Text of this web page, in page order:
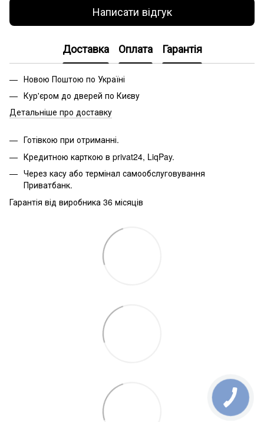
Написати відгук
Доставка Оплата Гарантія
Новою Поштою по Україні
Кур'єром до дверей по Києву
Детальніше про доставку
Готівкою при отриманні.
Кредитною карткою в privat24, LiqPay.
Через касу або термінал самообслуговування
Приватбанк.
Гарантія від виробника 36 місяців